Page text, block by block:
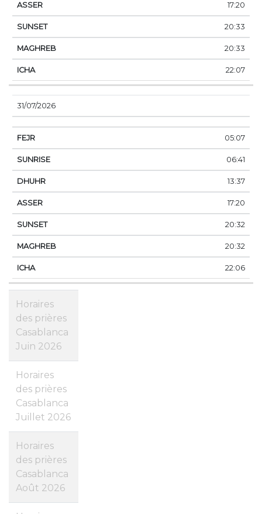
17:20
20:33
20:33
22:07
31/07/2026
05:07
06:41
13:37
17:20
20:32
20:32
22:06
Horaires
des prières
Casablanca
Juin 2026
Horaires
des prières
Casablanca
Juillet 2026
Horaires
des prières
Casablanca
Août 2026